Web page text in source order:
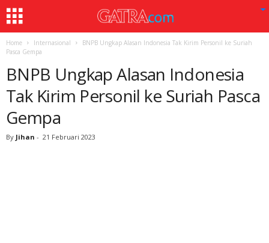
Home Internasional
BNPB Ungkap Alasan Indonesia Tak Kirim Personil ke Suriah
Pasca Gempa
BNPB Ungkap Alasan Indonesia
Tak Kirim Personil ke Suriah Pasca
Gempa
By Jihan - 21 Februari 2023